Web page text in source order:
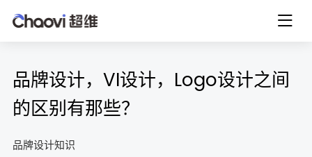
品牌设计，VI设计，Logo设计之间
的区别有那些？
品牌设计知识